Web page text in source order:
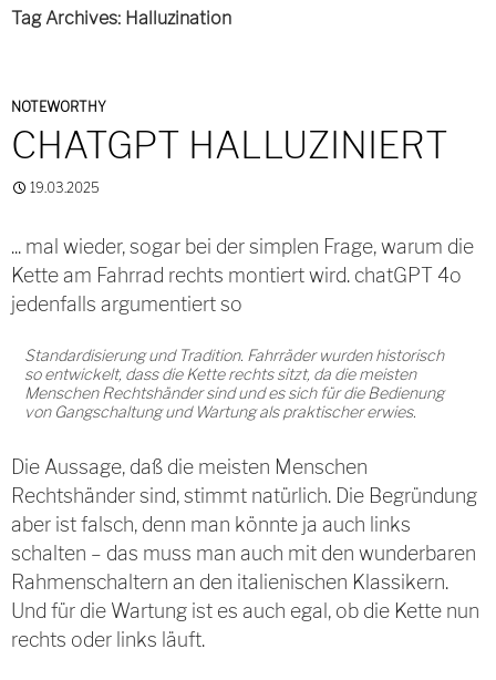
Tag Archives: Halluzination
NOTEWORTHY
CHATGPT HALLUZINIERT
19.03.2025
... mal wieder, sogar bei der simplen Frage, warum die
Kette am Fahrrad rechts montiert wird. chatGPT 4o
jedenfalls argumentiert so
Standardisierung und Tradition. Fahrräder wurden historisch
so entwickelt, dass die Kette rechts sitzt, da die meisten
Menschen Rechtshänder sind und es sich für die Bedienung
von Gangschaltung und Wartung als praktischer erwies.
Die Aussage, daß die meisten Menschen
Rechtshänder sind, stimmt natürlich. Die Begründung
aber ist falsch, denn man könnte ja auch links
schalten – das muss man auch mit den wunderbaren
Rahmenschaltern an den italienischen Klassikern.
Und für die Wartung ist es auch egal, ob die Kette nun
rechts oder links läuft.